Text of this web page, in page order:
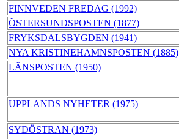
FINNVEDEN FREDAG (1992)
ÖSTERSUNDSPOSTEN (1877)
FRYKSDALSBYGDEN (1941)
NYA KRISTINEHAMNSPOSTEN (1885)
LÄNSPOSTEN (1950)
UPPLANDS NYHETER (1975)
SYDÖSTRAN (1973)